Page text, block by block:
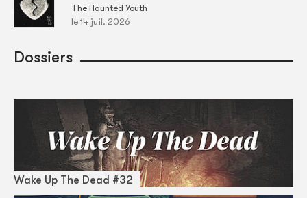
The Haunted Youth
le 14 juil. 2026
Dossiers
Wake Up The Dead #32